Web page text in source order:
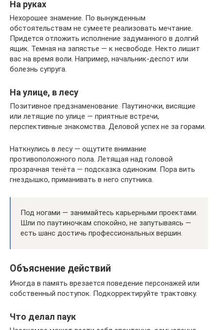
На руках
Нехорошее знамение. По вынужденным
обстоятельствам не сумеете реализовать мечтание.
Придется отложить исполнение задуманного в долгий
ящик. Темная на запястье — к несвободе. Некто лишит
вас на время воли. Например, начальник-деспот или
болезнь супруга.
На улице, в лесу
Позитивное предзнаменование. Паутиночки, висящие
или летящие по улице — приятные встречи,
перспективные знакомства. Деловой успех не за горами.
Наткнулись в лесу — ощутите внимание
противоположного пола. Летящая над головой
прозрачная тенёта — подсказка одиноким. Пора вить
гнездышко, приманивать в него спутника.
Под ногами — занимайтесь карьерными проектами.
Шли по паутиночкам спокойно, не запутываясь —
есть шанс достичь профессиональных вершин.
Объяснение действий
Иногда в память врезается поведение персонажей или
собственный поступок. Подкорректируйте трактовку.
Что делал паук